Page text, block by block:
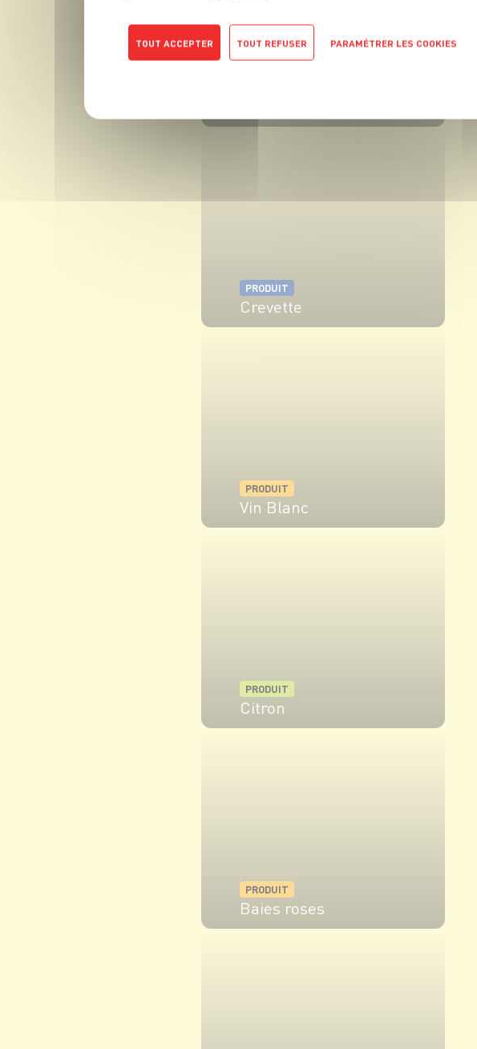
PRODUIT
Crevette
PRODUIT
Vin Blanc
PRODUIT
Citron
PRODUIT
Baies roses
TOUT ACCEPTER TOUT REFUSER PARAMÉTRER LES COOKIES